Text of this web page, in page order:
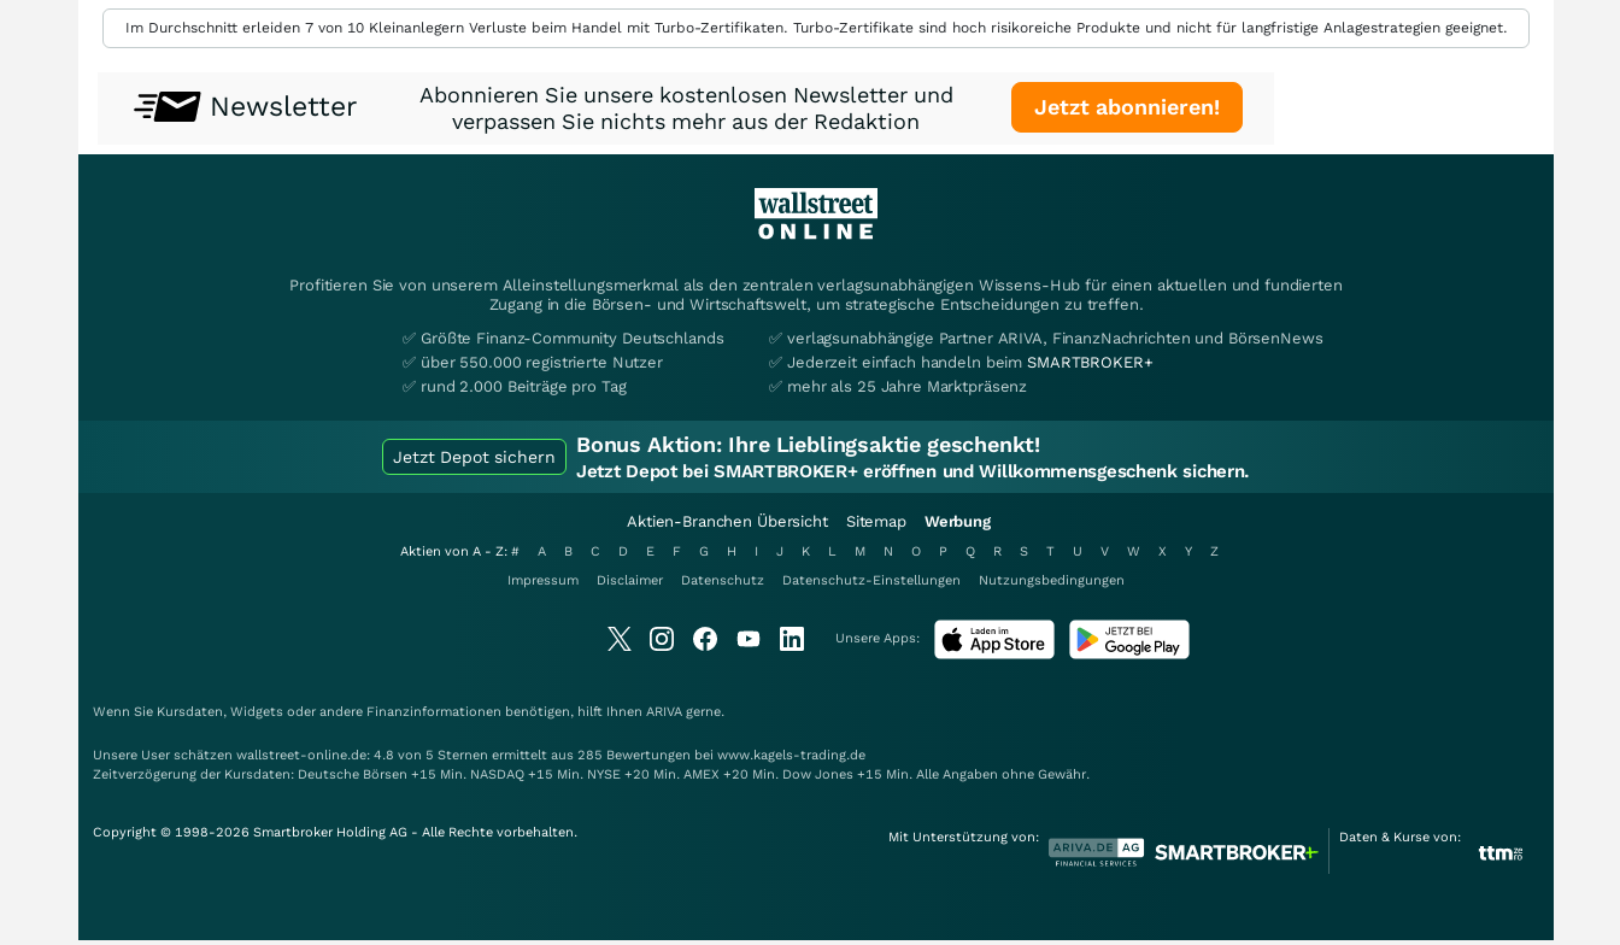
Im Durchschnitt erleiden 7 von 10 Kleinanlegern Verluste beim Handel mit Turbo-Zertifikaten. Turbo-Zertifikate sind hoch risikoreiche Produkte und nicht für langfristige Anlagestrategien geeignet.
Newsletter
Abonnieren Sie unsere kostenlosen Newsletter und
verpassen Sie nichts mehr aus der Redaktion
Jetzt abonnieren!
Profitieren Sie von unserem Alleinstellungsmerkmal als den zentralen verlagsunabhängigen Wissens-Hub für einen aktuellen und fundierten
Zugang in die Börsen- und Wirtschaftswelt, um strategische Entscheidungen zu treffen.
✅ Größte Finanz-Community Deutschlands
✅ über 550.000 registrierte Nutzer
✅ rund 2.000 Beiträge pro Tag
✅ verlagsunabhängige Partner ARIVA, FinanzNachrichten und BörsenNews
✅ Jederzeit einfach handeln beimSMARTBROKER+
✅ mehr als 25 Jahre Marktpräsenz
Jetzt Depot sichern Bonus Aktion: Ihre Lieblingsaktie geschenkt!
Jetzt Depot bei SMARTBROKER+ eröffnen und Willkommensgeschenk sichern.
Aktien-Branchen Übersicht Sitemap Werbung
Aktien von A - Z: # A B C D E F G H I J K L M N O P Q R S T U V W X Y
Z
Impressum
Disclaimer Datenschutz Datenschutz-Einstellungen Nutzungsbedingungen
Unsere Apps:
Wenn Sie Kursdaten, Widgets oder andere Finanzinformationen benötigen, hilft Ihnen ARIVA gerne.
Unsere User schätzen wallstreet-online.de: 4.8 von 5 Sternen ermittelt aus 285 Bewertungen bei www.kagels-trading.de
Zeitverzögerung der Kursdaten: Deutsche Börsen +15 Min. NASDAQ +15 Min. NYSE +20 Min. AMEX +20 Min. Dow Jones +15 Min. Alle Angaben ohne Gewähr.
Copyright © 1998-2026 Smartbroker Holding AG - Alle Rechte vorbehalten. Mit Unterstützung von: Daten & Kurse von: